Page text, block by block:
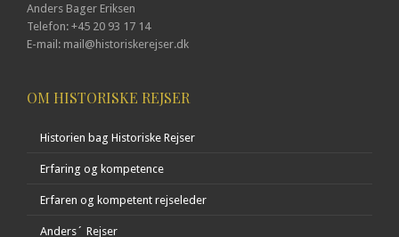
Anders Bager Eriksen
Telefon: +45 20 93 17 14
E-mail: mail@historiskerejser.dk
OM HISTORISKE REJSER
Historien bag Historiske Rejser
Erfaring og kompetence
Erfaren og kompetent rejseleder
Anders´ Rejser